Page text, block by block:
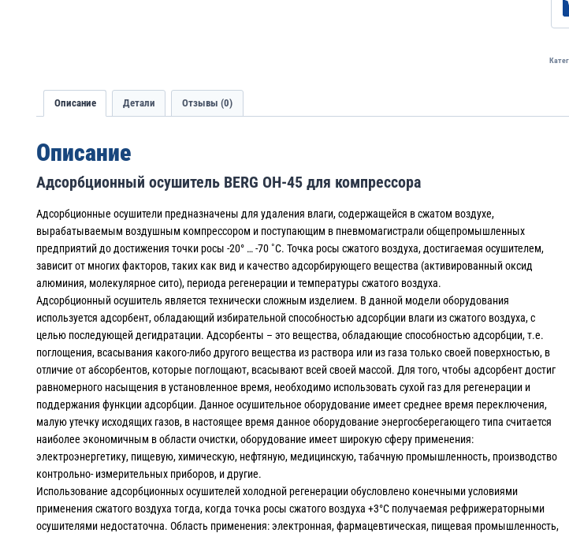
Описание Детали Отзывы (0)
Описание
Адсорбционный осушитель BERG ОН-45 для компрессора
Адсорбционные осушители предназначены для удаления влаги, содержащейся в сжатом воздухе,
вырабатываемым воздушным компрессором и поступающим в пневмомагистрали общепромышленных
предприятий до достижения точки росы -20° … -70 ˚С. Точка росы сжатого воздуха, достигаемая осушителем,
зависит от многих факторов, таких как вид и качество адсорбирующего вещества (активированный оксид
алюминия, молекулярное сито), периода регенерации и температуры сжатого воздуха.
Адсорбционный осушитель является технически сложным изделием. В данной модели оборудования
используется адсорбент, обладающий избирательной способностью адсорбции влаги из сжатого воздуха, с
целью последующей дегидратации. Адсорбенты – это вещества, обладающие способностью адсорбции, т.е.
поглощения, всасывания какого-либо другого вещества из раствора или из газа только своей поверхностью, в
отличие от абсорбентов, которые поглощают, всасывают всей своей массой. Для того, чтобы адсорбент достиг
равномерного насыщения в установленное время, необходимо использовать сухой газ для регенерации и
поддержания функции адсорбции. Данное осушительное оборудование имеет среднее время переключения,
малую утечку исходящих газов, в настоящее время данное оборудование энергосберегающего типа считается
наиболее экономичным в области очистки, оборудование имеет широкую сферу применения:
электроэнергетику, пищевую, химическую, нефтяную, медицинскую, табачную промышленность, производство
контрольно- измерительных приборов, и другие.
Использование адсорбционных осушителей холодной регенерации обусловлено конечными условиями
применения сжатого воздуха тогда, когда точка росы сжатого воздуха +3°C получаемая рефрижераторными
осушителями недостаточна. Область применения: электронная, фармацевтическая, пищевая промышленность,